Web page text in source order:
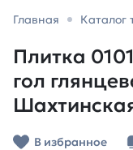
Главная Каталог
Плитка
гол
В избранное